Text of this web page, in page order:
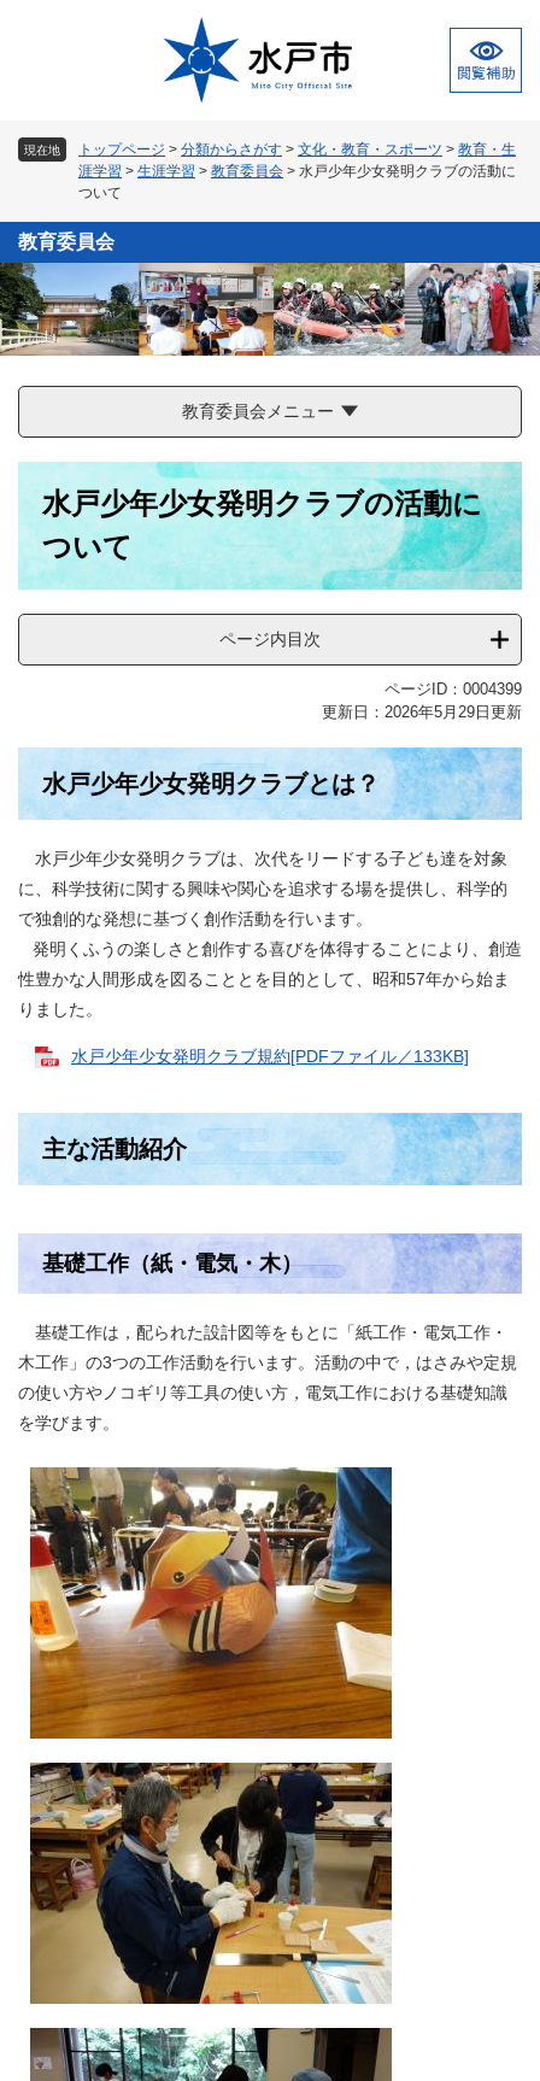
文
へ
現在地 トップページ > 分類からさがす > 文化・教育・スポーツ > 教育・生
涯学習 > 生涯学習 > 教育委員会 > 水戸少年少女発明クラブの活動に
ついて
教育委員会
教育委員会メニュー
水戸少年少女発明クラブの活動に
ついて
ページ内目次
ページID：0004399
更新日：2026年5月29日更新
水戸少年少女発明クラブとは？
水戸少年少女発明クラブは、次代をリードする子ども達を対象
に、科学技術に関する興味や関心を追求する場を提供し、科学的
で独創的な発想に基づく創作活動を行います。
発明くふうの楽しさと創作する喜びを体得することにより、創造
性豊かな人間形成を図ることとを目的として、昭和57年から始ま
りました。
水戸少年少女発明クラブ規約[PDFファイル／133KB]
主な活動紹介
基礎工作（紙・電気・木）
基礎工作は，配られた設計図等をもとに「紙工作・電気工作・
木工作」の3つの工作活動を行います。活動の中で，はさみや定規
の使い方やノコギリ等工具の使い方，電気工作における基礎知識
を学びます。